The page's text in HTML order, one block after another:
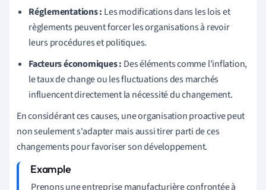
Réglementations : Les modifications dans les lois et
règlements peuvent forcer les organisations à revoir
leurs procédures et politiques.
Facteurs économiques : Des éléments comme l'inflation,
le taux de change ou les fluctuations des marchés
influencent directement la nécessité du changement.
En considérant ces causes, une organisation proactive peut
non seulement s'adapter mais aussi tirer parti de ces
changements pour favoriser son développement.
Prenons une entreprise manufacturière confrontée à